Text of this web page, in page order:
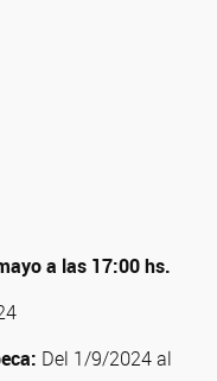
a las 17:00 hs.
Del 1/9/2024 al